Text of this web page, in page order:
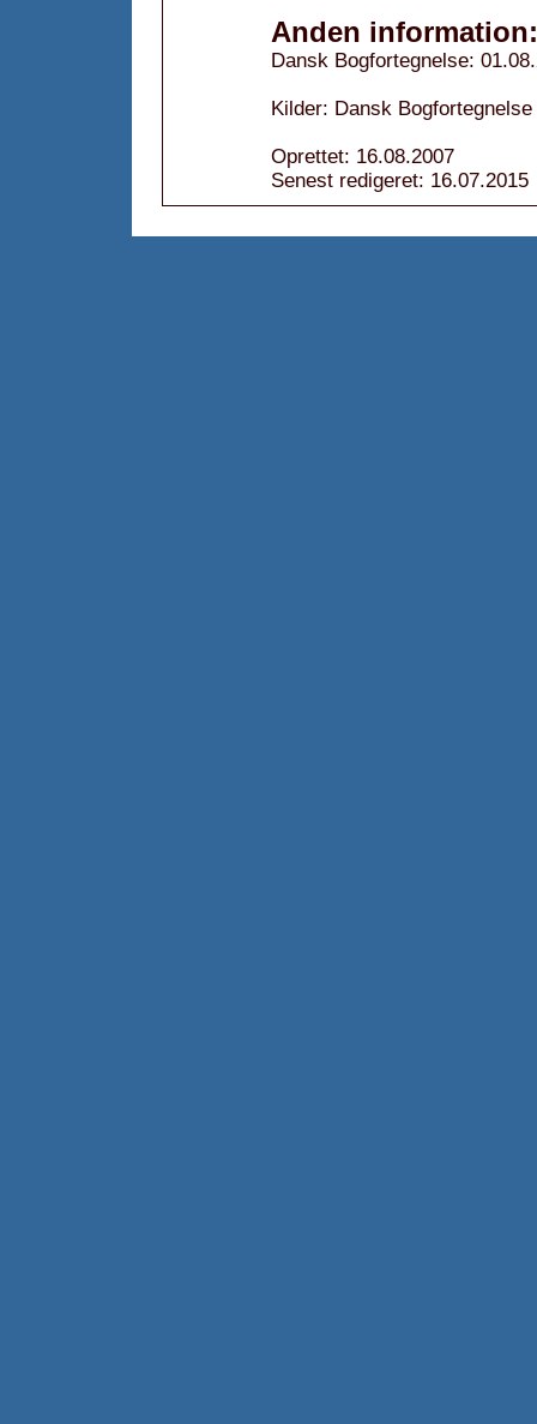
Anden information:
Dansk Bogfortegnelse:
Kilder: Dansk Bogfortegnelse
Oprettet: 16.08.2007
Senest redigeret: 16.07.2015